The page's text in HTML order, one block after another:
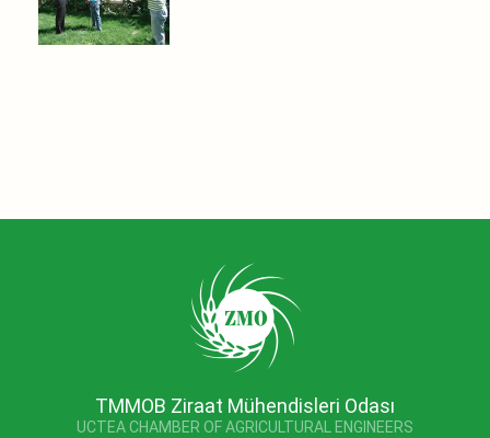
TMMOB Ziraat Mühendisleri Odası
UCTEA CHAMBER OF AGRICULTURAL ENGINEERS